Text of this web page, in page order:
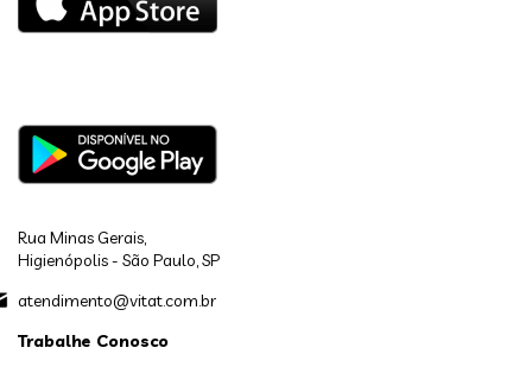
Rua Minas Gerais,
Higienópolis - São Paulo, SP
atendimento@vitat.com.br
Trabalhe Conosco